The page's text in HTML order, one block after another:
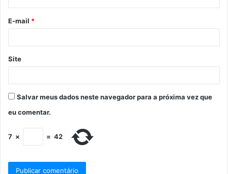
E-mail *
Site
Salvar meus dados neste navegador para a próxima vez que
eu comentar.
7 × = 42